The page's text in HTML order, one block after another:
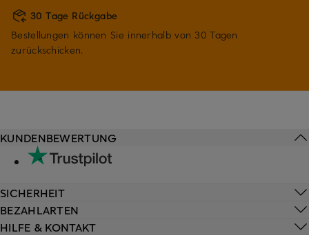
30 Tage Rückgabe
Bestellungen können Sie innerhalb von 30 Tagen
zurückschicken.
HILFE & KONTAKT
KUNDENBEWERTUNG
SICHERHEIT
BEZAHLARTEN